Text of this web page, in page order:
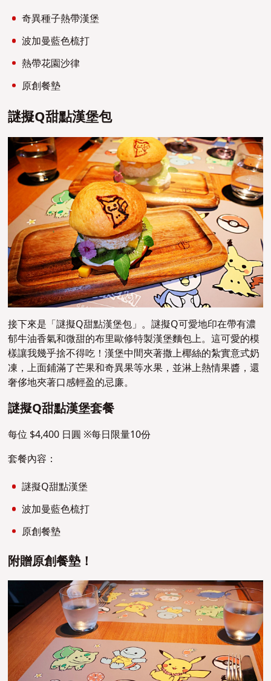
奇異種子熱帶漢堡
波加曼藍色梳打
熱帶花園沙律
原創餐墊
謎擬Q甜點漢堡包
接下來是「謎擬Q甜點漢堡包」。謎擬Q可愛地印在帶有濃
郁牛油香氣和微甜的布里歐修特製漢堡麵包上。這可愛的模
樣讓我幾乎捨不得吃！漢堡中間夾著撒上椰絲的紮實意式奶
凍，上面鋪滿了芒果和奇異果等水果，並淋上熱情果醬，還
奢侈地夾著口感輕盈的忌廉。
謎擬Q甜點漢堡套餐
每位 $4,400 日圓 ※每日限量10份
套餐內容：
謎擬Q甜點漢堡
波加曼藍色梳打
原創餐墊
附贈原創餐墊！